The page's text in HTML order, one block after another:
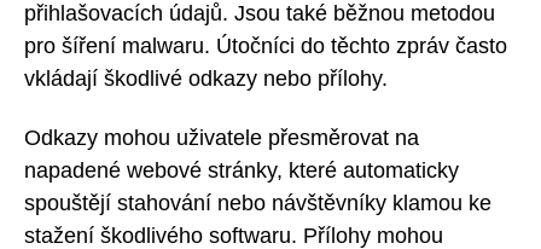
přihlašovacích údajů. Jsou také běžnou metodou
pro šíření malwaru. Útočníci do těchto zpráv často
vkládají škodlivé odkazy nebo přílohy.
Odkazy mohou uživatele přesměrovat na
napadené webové stránky, které automaticky
spouštějí stahování nebo návštěvníky klamou ke
stažení škodlivého softwaru. Přílohy mohou